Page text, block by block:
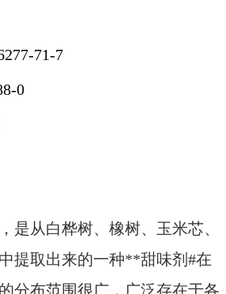
71-7
0
是从白桦树、橡树、玉米芯、
提取出来的一种**甜味剂#在
分布范围很广，广泛存在于各